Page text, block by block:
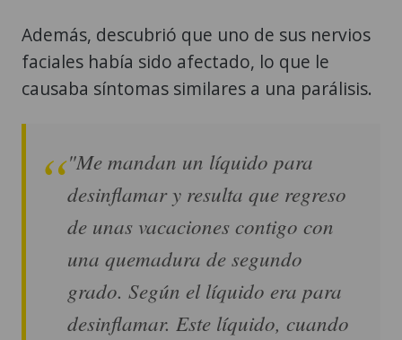
Además, descubrió que uno de sus nervios
faciales había sido afectado, lo que le
causaba síntomas similares a una parálisis.
"Me mandan un líquido para
desinflamar y resulta que regreso
de unas vacaciones contigo con
una quemadura de segundo
grado. Según el líquido era para
desinflamar. Este líquido, cuando